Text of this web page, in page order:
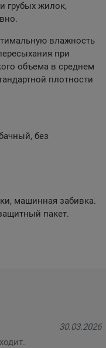
грубых жилок,
влажность
при
объема в среднем
плотности
без
машинная забивка.
пакет.
30.03.2026